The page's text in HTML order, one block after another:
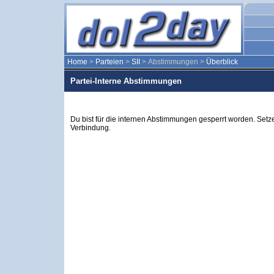
Home > Parteien > SII > Abstimmungen > Überblick
Partei-Interne Abstimmungen
Du bist für die internen Abstimmungen gesperrt worden.
Verbindung.